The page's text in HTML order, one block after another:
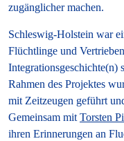
zugänglicher machen.
Schleswig-Holstein war
Flüchtlinge und
Integrationsgeschichte(n)
Rahmen des Projektes
mit Zeitzeugen geführt
Gemeinsam mit Torsten
ihren Erinnerungen an